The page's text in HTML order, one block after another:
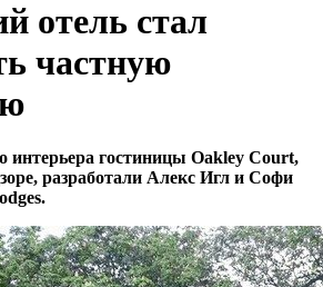
отель стал
частную
интерьера гостиницы Oakley Court,
разработали Алекс Игл и Софи